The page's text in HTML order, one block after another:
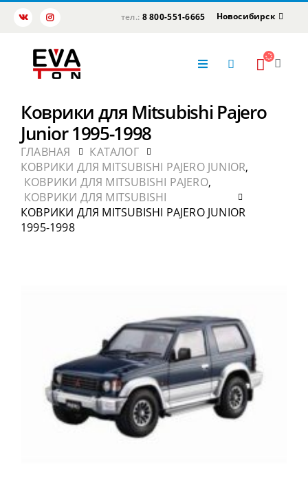
тел.: 8 800-551-6665 Новосибирск
Коврики для Mitsubishi Pajero
Junior 1995-1998
ГЛАВНАЯ
КАТАЛОГ
КОВРИКИ ДЛЯ MITSUBISHI PAJERO JUNIOR,
КОВРИКИ ДЛЯ MITSUBISHI PAJERO,
КОВРИКИ ДЛЯ MITSUBISHI
КОВРИКИ ДЛЯ MITSUBISHI PAJERO JUNIOR
1995-1998